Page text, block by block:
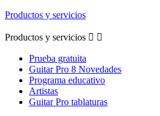
Productos y servicios
Productos y servicios  
Prueba gratuita
Guitar Pro 8 Novedades
Programa educativo
Artistas
Guitar Pro tablaturas